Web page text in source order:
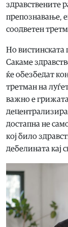
здравствените
препознавање,
соодветен
Но вистинската
Сакаме
ќе обезбедат
третман на
важно е
достапна не
кој било
дебелината кај